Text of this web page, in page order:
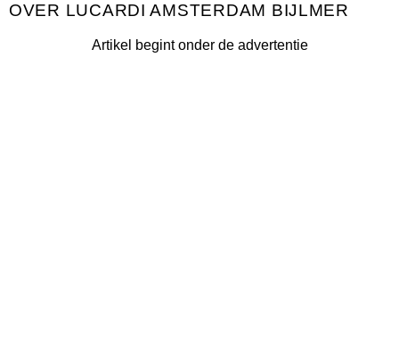
LUCARDI AMSTERDAM BIJLMER
Artikel begint onder de advertentie